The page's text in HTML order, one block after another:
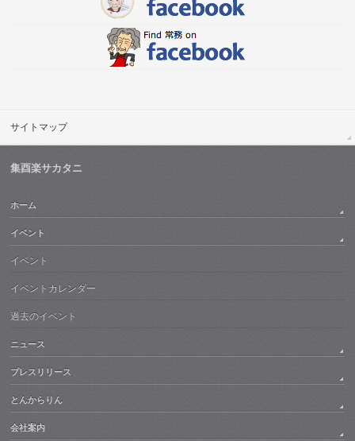
サイトマップ
集酉楽サカタニ
ホーム
イベント
イベント
イベントカレンダー
過去のイベント
ニュース
プレスリリース
とんからりん
会社案内